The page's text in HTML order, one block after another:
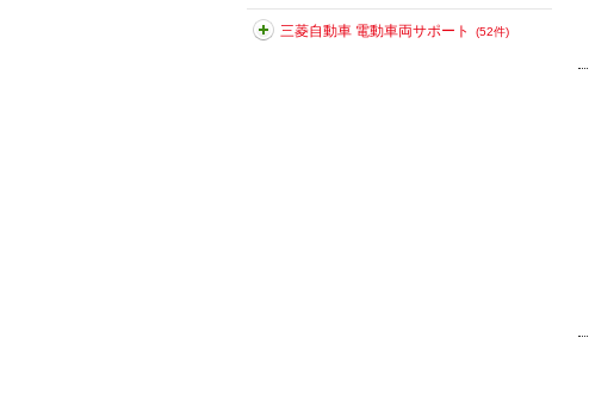
三菱自動車 電動車両サポート (52件)